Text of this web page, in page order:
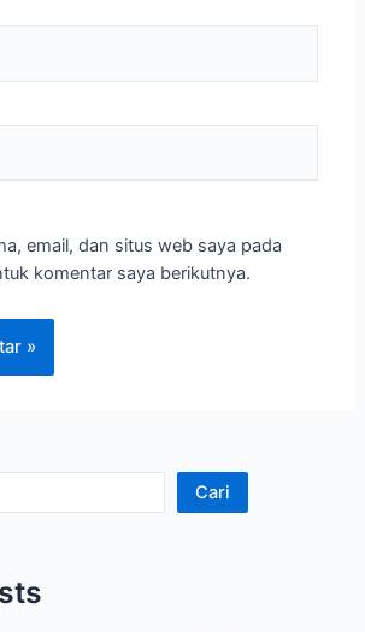
email, dan situs web saya pada
komentar saya berikutnya.
Cari